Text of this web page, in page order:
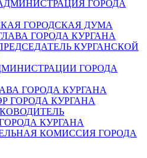
ГОРОДА
ГОРОДСКАЯ ДУМА
ГОРОДА КУРГАНА
КУРГАНСКОЙ
ГОРОДА
ГОРОДА КУРГАНА
ГОРОДА КУРГАНА
КУРГАНА
КОМИССИЯ ГОРОДА